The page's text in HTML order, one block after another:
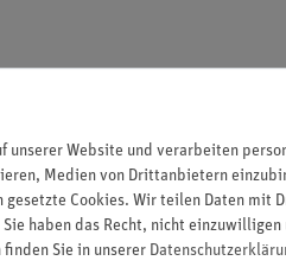
unserer Website und verarbeiten
Medien von Drittanbietern
Cookies. Wir teilen Daten mit
haben das Recht, nicht
Sie in unserer